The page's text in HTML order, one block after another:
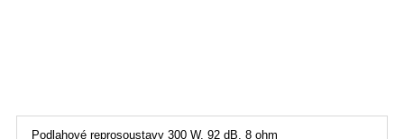
Podlahové reprosoustavy 300 W, 92 dB, 8 ohm